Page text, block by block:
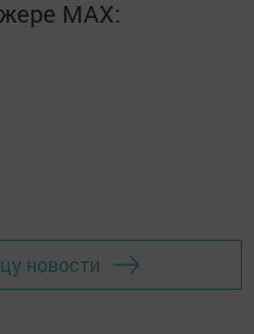
MАХ:
новости